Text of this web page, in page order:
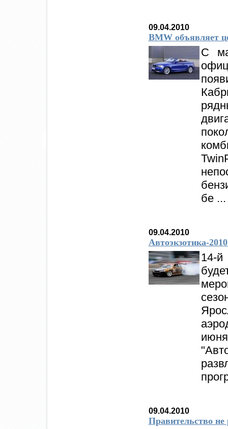
09.04.2010
BMW объявляет
C
бе ...
09.04.2010
Автоэкзотика-
14-
09.04.2010
Правительство